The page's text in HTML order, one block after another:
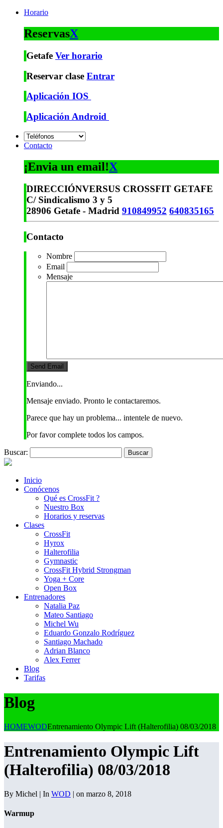
Horario
ReservasX
Getafe Ver horario
Reservar clase Entrar
Aplicación IOS
Aplicación Android
Contacto
¡Envia un email!X
DIRECCIÓNVERSUS CROSSFIT GETAFE
C/ Sindicalismo 3 y 5
28906 Getafe - Madrid 910849952 640835165
Contacto
Nombre
Email
Mensaje
Enviando...
Mensaje enviado. Pronto le contactaremos.
Parece que hay un problema... intentele de nuevo.
Por favor complete todos los campos.
Buscar:
Inicio
Conócenos
Qué es CrossFit ?
Nuestro Box
Horarios y reservas
Clases
CrossFit
Hyrox
Halterofilia
Gymnastic
CrossFit Hybrid Strongman
Yoga + Core
Open Box
Entrenadores
Natalia Paz
Mateo Santiago
Michel Wu
Eduardo Gonzalo Rodríguez
Santiago Machado
Adrian Blanco
Alex Ferrer
Blog
Tarifas
Blog
HOMEWODEntrenamiento Olympic Lift (Halterofilia) 08/03/2018
Entrenamiento Olympic Lift
(Halterofilia) 08/03/2018
By Michel | In WOD | on marzo 8, 2018
Warmup